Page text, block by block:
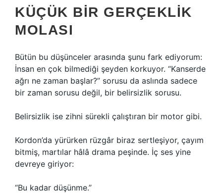
KÜÇÜK BIR GERÇEKLIK
MOLASI
Bütün bu düşünceler arasında şunu fark ediyorum:
İnsan en çok bilmediği şeyden korkuyor. “Kanserde
ağrı ne zaman başlar?” sorusu da aslında sadece
bir zaman sorusu değil, bir belirsizlik sorusu.
Belirsizlik ise zihni sürekli çalıştıran bir motor gibi.
Kordon’da yürürken rüzgâr biraz sertleşiyor, çayım
bitmiş, martılar hâlâ drama peşinde. İç ses yine
devreye giriyor:
“Bu kadar düşünme.”